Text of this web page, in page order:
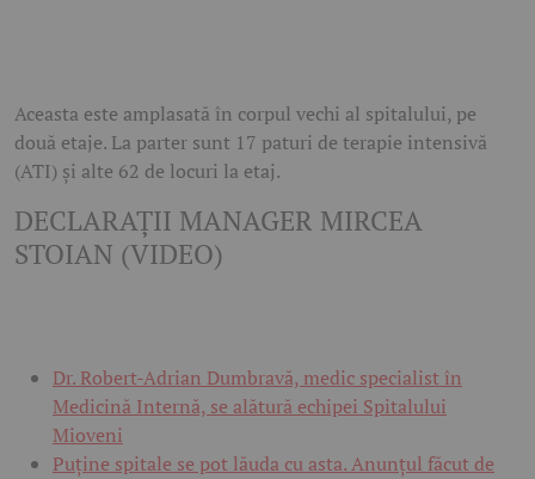
Aceasta este amplasată în corpul vechi al spitalului, pe
două etaje. La parter sunt 17 paturi de terapie intensivă
(ATI) şi alte 62 de locuri la etaj.
DECLARAŢII MANAGER MIRCEA
STOIAN (VIDEO)
Dr. Robert-Adrian Dumbravă, medic specialist în
Medicină Internă, se alătură echipei Spitalului
Mioveni
Puține spitale se pot lăuda cu asta. Anunțul făcut de